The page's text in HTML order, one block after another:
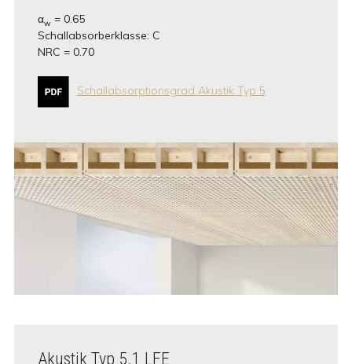
αw = 0.65
Schallabsorberklasse: C
NRC = 0.70
Schallabsorptionsgrad Akustik Typ 5
Akustik Typ 5.1 LFE